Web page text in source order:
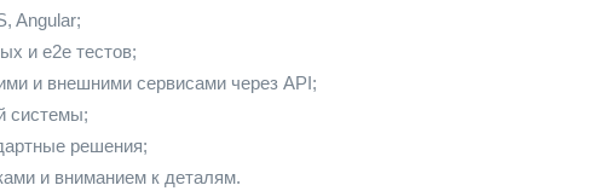
Angular;
и e2e тестов;
и внешними сервисами через API;
системы;
решения;
и вниманием к деталям.